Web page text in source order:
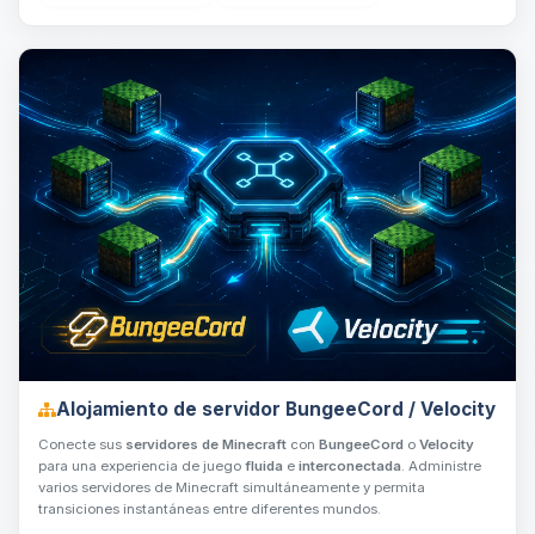
Alojamiento de servidor BungeeCord / Velocity
Conecte sus servidores de Minecraft con BungeeCord o Velocity
para una experiencia de juego fluida e interconectada. Administre
varios servidores de Minecraft simultáneamente y permita
transiciones instantáneas entre diferentes mundos.